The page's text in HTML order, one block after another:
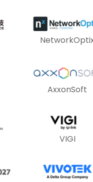
AxxonSoft
VIGI